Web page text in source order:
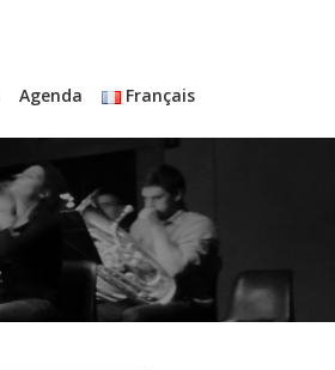
Agenda Français